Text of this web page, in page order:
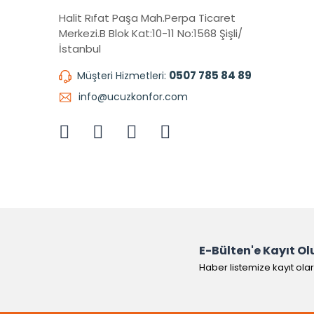
Halit Rıfat Paşa Mah.Perpa Ticaret
Merkezi.B Blok Kat:10-11 No:1568 Şişli/
İstanbul
Müşteri Hizmetleri: 0507 785 84 89
info@ucuzkonfor.com
E-Bülten'e Kayıt
Haber listemize kayıt